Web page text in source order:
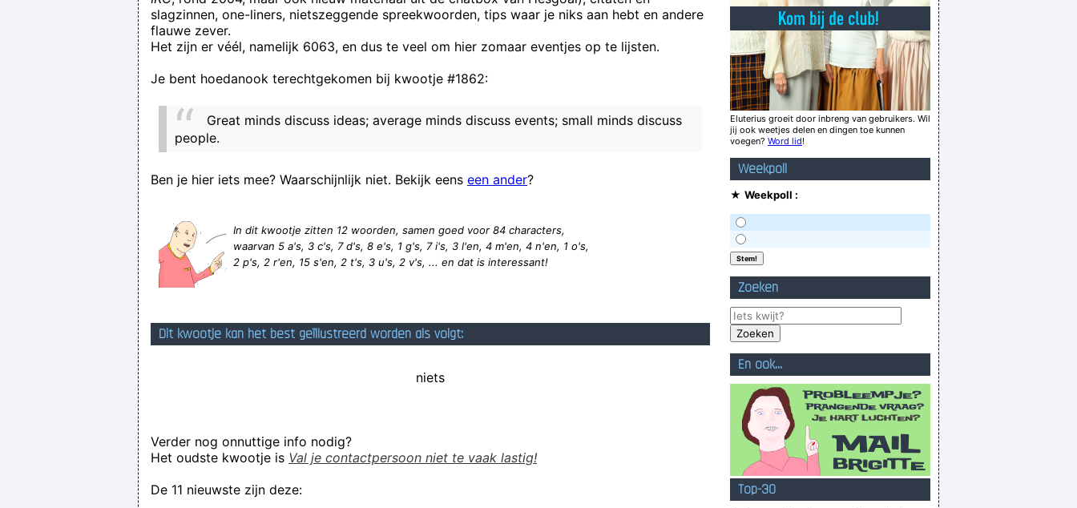
wie niet horen wil moet maar luisteren.
in de lege zalen mijner blindheid, dans jij zachte storm nachtenlang
alex agne met z'n aftands afgezaagd gekwijl
gister 2 fleskes cristal gedronke, alcoholctrl gehad, & thuis nog 1,5 fles wijn leeggelurkt
Let op! Sparen kost ook geld!
Er verkackt immer den Anfang
Hehe, random kwootjes. Waar hàlen ze het!
Verknoei je tijd op een nuttige manier!
Geej se lèllike voel hod!
slagzinnen, one-liners, nietszeggende spreekwoorden, tips waar je niks aan hebt en andere
flauwe zever.
Het zijn er véél, namelijk 6063, en dus te veel om hier zomaar eventjes op te lijsten.
Je bent hoedanook terechtgekomen bij kwootje #1862:
Great minds discuss ideas; average minds discuss events; small minds discuss
people.
Ben je hier iets mee? Waarschijnlijk niet. Bekijk eens een ander?
In dit kwootje zitten 12 woorden, samen goed voor 84 characters,
waarvan 5 a's, 3 c's, 7 d's, 8 e's, 1 g's, 7 i's, 3 l'en, 4 m'en, 4 n'en, 1 o's,
2 p's, 2 r'en, 15 s'en, 2 t's, 3 u's, 2 v's, ... en dat is interessant!
Dit kwootje kan het best geïllustreerd worden als volgt:
niets
Verder nog onnuttige info nodig?
Het oudste kwootje is Val je contactpersoon niet te vaak lastig!
De 11 nieuwste zijn deze:
Eluterius groeit door inbreng van gebruikers. Wil
jij ook weetjes delen en dingen toe kunnen
voegen? Word lid!
Weekpoll
★ Weekpoll :
Zoeken
En ook...
Top-30